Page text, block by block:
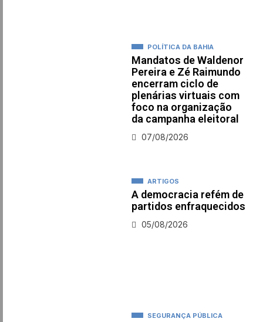
POLÍTICA DA BAHIA
Mandatos de Waldenor
Pereira e Zé Raimundo
encerram ciclo de
plenárias virtuais com
foco na organização
da campanha eleitoral
07/08/2026
ARTIGOS
A democracia refém de
partidos enfraquecidos
05/08/2026
SEGURANÇA PÚBLICA